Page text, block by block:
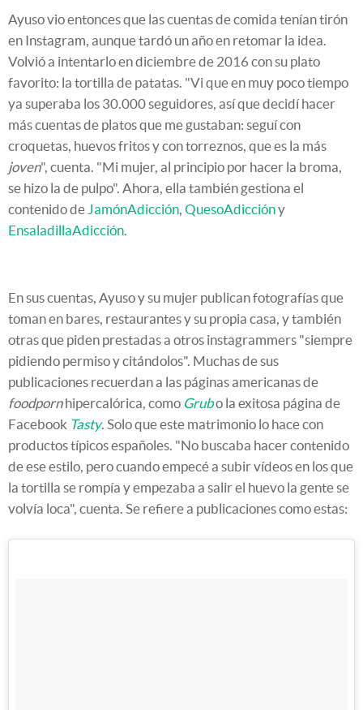
Ayuso vio entonces que las cuentas de comida tenían tirón
en Instagram, aunque tardó un año en retomar la idea.
Volvió a intentarlo en diciembre de 2016 con su plato
favorito: la tortilla de patatas. "Vi que en muy poco tiempo
ya superaba los 30.000 seguidores, así que decidí hacer
más cuentas de platos que me gustaban: seguí con
croquetas, huevos fritos y con torreznos, que es la más
joven", cuenta. "Mi mujer, al principio por hacer la broma,
se hizo la de pulpo". Ahora, ella también gestiona el
contenido de JamónAdicción, QuesoAdiccióny
EnsaladillaAdicción.
En sus cuentas, Ayuso y su mujer publican fotografías que
toman en bares, restaurantes y su propia casa, y también
otras que piden prestadas a otros instagrammers "siempre
pidiendo permiso y citándolos". Muchas de sus
publicaciones recuerdan a las páginas americanas de
foodpornhipercalórica, como Grubo la exitosa página de
Facebook Tasty. Solo que este matrimonio lo hace con
productos típicos españoles. "No buscaba hacer contenido
de ese estilo, pero cuando empecé a subir vídeos en los que
la tortilla se rompía y empezaba a salir el huevo la gente se
volvía loca", cuenta. Se refiere a publicaciones como estas: